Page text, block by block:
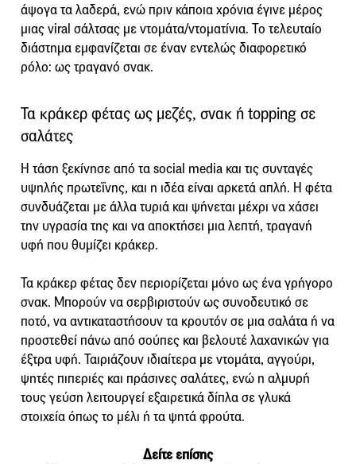
άψογα τα λαδερά, ενώ πριν κάποια χρόνια έγινε μέρος
μιας viral σάλτσας με ντομάτα/ντοματίνια. Το τελευταίο
διάστημα εμφανίζεται σε έναν εντελώς διαφορετικό
ρόλο: ως τραγανό σνακ.
Τα κράκερ φέτας ως μεζές, σνακ ή topping σε
σαλάτες
Η τάση ξεκίνησε από τα social media και τις συνταγές
υψηλής πρωτεΐνης, και η ιδέα είναι αρκετά απλή. Η φέτα
συνδυάζεται με άλλα τυριά και ψήνεται μέχρι να χάσει
την υγρασία της και να αποκτήσει μια λεπτή, τραγανή
υφή που θυμίζει κράκερ.
Τα κράκερ φέτας δεν περιορίζεται μόνο ως ένα γρήγορο
σνακ. Μπορούν να σερβιριστούν ως συνοδευτικό σε
ποτό, να αντικαταστήσουν τα κρουτόν σε μια σαλάτα ή να
προστεθεί πάνω από σούπες και βελουτέ λαχανικών για
έξτρα υφή. Ταιριάζουν ιδιαίτερα με ντομάτα, αγγούρι,
ψητές πιπεριές και πράσινες σαλάτες, ενώ η αλμυρή
τους γεύση λειτουργεί εξαιρετικά δίπλα σε γλυκά
στοιχεία όπως το μέλι ή τα ψητά φρούτα.
Δείτε επίσης